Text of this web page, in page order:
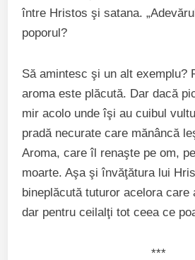
între Hristos şi satana.
poporul?
Să amintesc şi un alt exemplu?
aroma este plăcută. Dar dacă
mir acolo unde îşi au cuibul
pradă necurate care mănâncă
Aroma, care îl renaşte pe om,
moarte. Aşa şi învăţătura lui
bineplăcută tuturor acelora care
dar pentru ceilalţi tot ceea ce
***